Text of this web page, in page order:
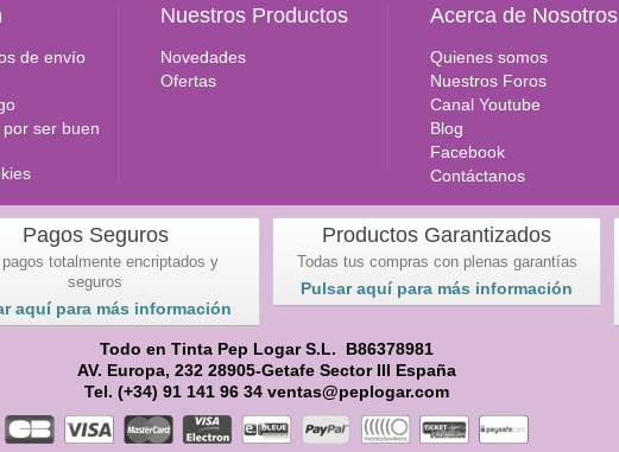
de envío
ser buen
Nuestros Productos
Novedades
Ofertas
Acerca de Nosotros
Quienes somos
Nuestros Foros
Canal Youtube
Blog
Facebook
Contáctanos
Pagos Seguros
totalmente encriptados y
seguros
aquí para más información
Productos Garantizados
Todas tus compras con plenas garantías
Pulsar aquí para más información
Todo en Tinta Pep Logar S.L. B86378981
AV. Europa, 232 28905-Getafe Sector III España
Tel. (+34) 91 141 96 34 ventas@peplogar.com